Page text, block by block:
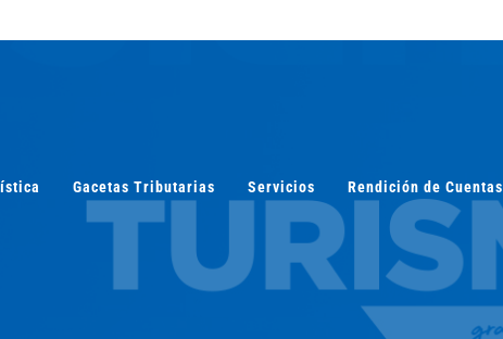
Gacetas Tributarias Servicios Rendición de Cuentas